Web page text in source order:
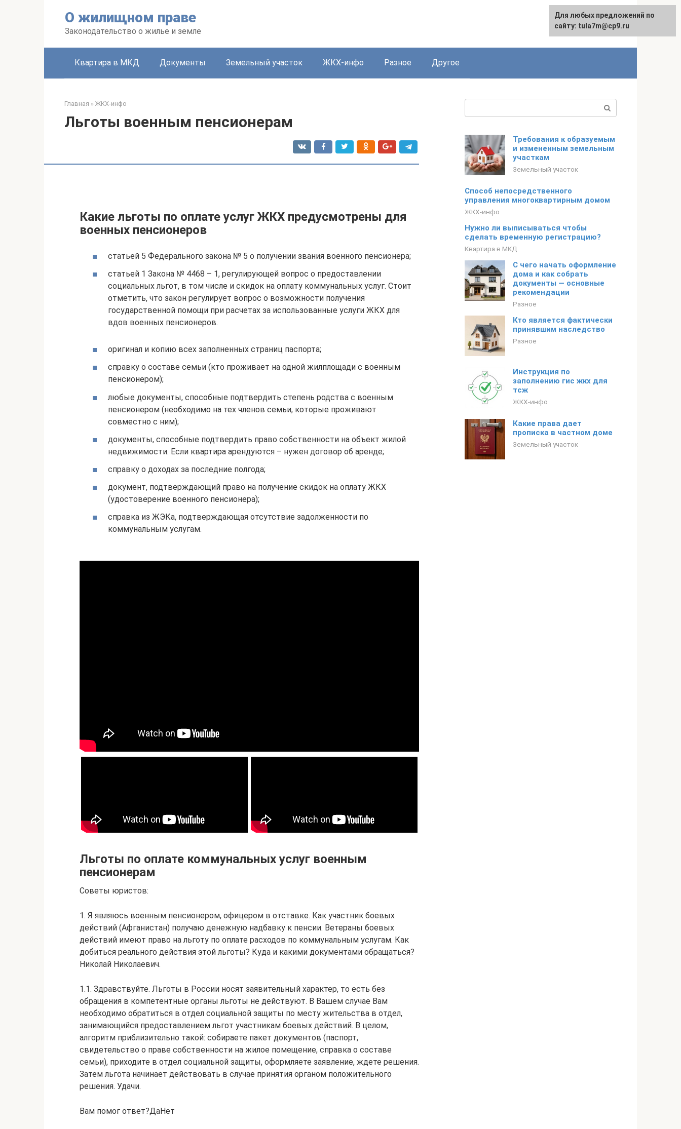
О жилищном праве
Законодательство о жилье и земле
Квартира в МКД Документы Земельный участок ЖКХ-инфо Разное Другое
Главная » ЖКХ-инфо
Льготы военным пенсионерам
Какие льготы по оплате услуг ЖКХ предусмотрены для
военных пенсионеров
статьей 5 Федерального закона № 5 о получении звания военного пенсионера;
статьей 1 Закона № 4468 – 1, регулирующей вопрос о предоставлении
социальных льгот, в том числе и скидок на оплату коммунальных услуг. Стоит
отметить, что закон регулирует вопрос о возможности получения
государственной помощи при расчетах за использованные услуги ЖКХ для
вдов военных пенсионеров.
оригинал и копию всех заполненных страниц паспорта;
справку о составе семьи (кто проживает на одной жилплощади с военным
пенсионером);
любые документы, способные подтвердить степень родства с военным
пенсионером (необходимо на тех членов семьи, которые проживают
совместно с ним);
документы, способные подтвердить право собственности на объект жилой
недвижимости. Если квартира арендуются – нужен договор об аренде;
справку о доходах за последние полгода;
документ, подтверждающий право на получение скидок на оплату ЖКХ
(удостоверение военного пенсионера);
справка из ЖЭКа, подтверждающая отсутствие задолженности по
коммунальным услугам.
Льготы по оплате коммунальных услуг военным
пенсионерам
Советы юристов:
1. Я являюсь военным пенсионером, офицером в отставке. Как участник боевых
действий (Афганистан) получаю денежную надбавку к пенсии. Ветераны боевых
действий имеют право на льготу по оплате расходов по коммунальным услугам. Как
добиться реального действия этой льготы? Куда и какими документами обращаться?
Николай Николаевич.
1.1. Здравствуйте. Льготы в России носят заявительный характер, то есть без
обращения в компетентные органы льготы не действуют. В Вашем случае Вам
необходимо обратиться в отдел социальной защиты по месту жительства в отдел,
занимающийся предоставлением льгот участникам боевых действий. В целом,
алгоритм приблизительно такой: собираете пакет документов (паспорт,
свидетельство о праве собственности на жилое помещение, справка о составе
семьи), приходите в отдел социальной защиты, оформляете заявление, ждете решения.
Затем льгота начинает действовать в случае принятия органом положительного
решения. Удачи.
Вам помог ответ?ДаНет
Требования к образуемым
и измененным земельным
участкам
Земельный участок
Способ непосредственного
управления многоквартирным домом
ЖКХ-инфо
Нужно ли выписываться чтобы
сделать временную регистрацию?
Квартира в МКД
С чего начать оформление
дома и как собрать
документы — основные
рекомендации
Разное
Кто является фактически
принявшим наследство
Разное
Инструкция по
заполнению гис жкх для
тсж
ЖКХ-инфо
Какие права дает
прописка в частном доме
Земельный участок
Для любых предложений по
сайту: tula7m@cp9.ru